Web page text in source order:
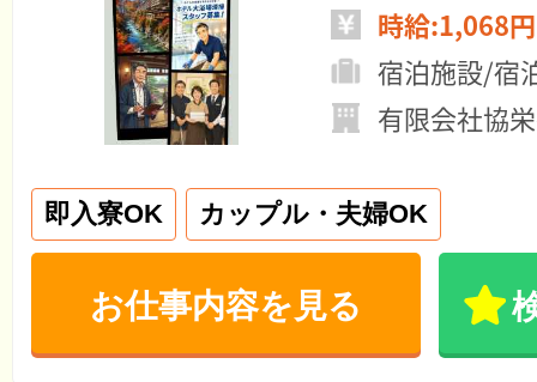
時給:1,068
宿泊施設/宿
有限会社協
即入寮OK カップル・夫婦OK
お仕事内容を見る